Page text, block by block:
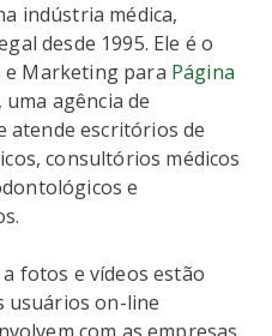
indústria médica,
desde 1995. Ele é o
e Marketing para Página
agência de
atende escritórios de
consultórios médicos
e
fotos e vídeos estão
usuários on-line